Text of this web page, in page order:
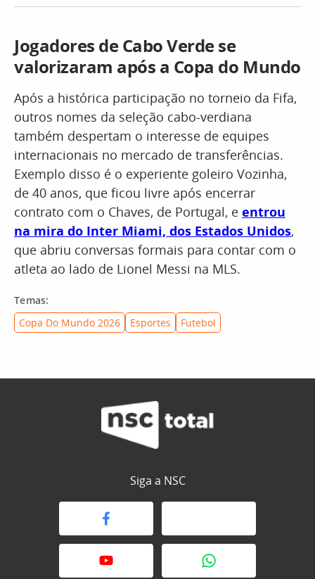
Jogadores de Cabo Verde se
valorizaram após a Copa do Mundo
Após a histórica participação no torneio da Fifa,
outros nomes da seleção cabo-verdiana
também despertam o interesse de equipes
internacionais no mercado de transferências.
Exemplo disso é o experiente goleiro Vozinha,
de 40 anos, que ficou livre após encerrar
contrato com o Chaves, de Portugal, e entrou
na mira do Inter Miami, dos Estados Unidos,
que abriu conversas formais para contar com o
atleta ao lado de Lionel Messi na MLS.
Temas:
Copa Do Mundo 2026
Esportes Futebol
Siga a NSC